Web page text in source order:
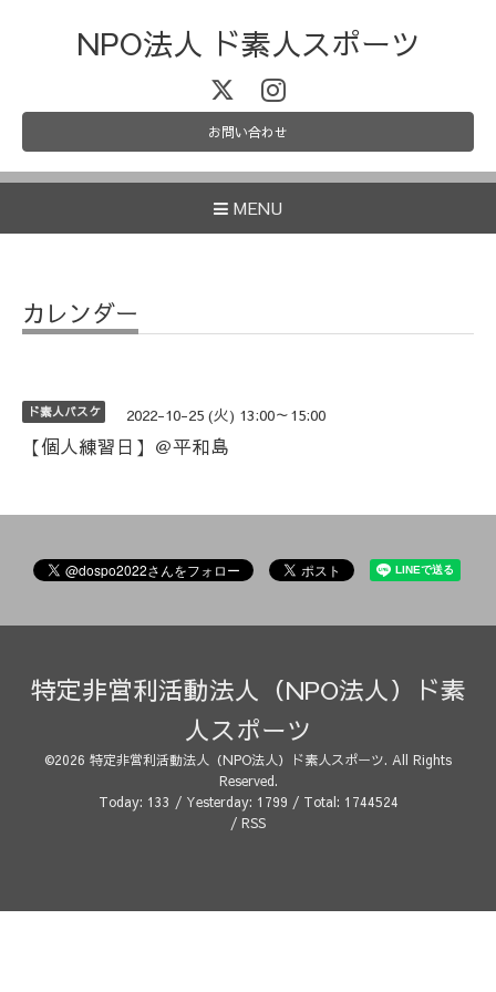
NPO法人 ド素人スポーツ
お問い合わせ
MENU
カレンダー
ド素人バスケ 2022-10-25 (火) 13:00～15:00
【個人練習日】＠平和島
特定非営利活動法人（NPO法人）ド素
人スポーツ
©2026 特定非営利活動法人（NPO法人）ド素人スポーツ. All Rights
Reserved.
Today: 133 / Yesterday: 1799 / Total: 1744524
/ RSS